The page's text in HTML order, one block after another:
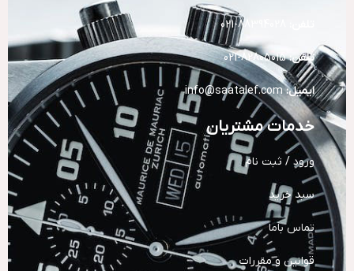
تلفن:82805015-021
ایمیل: info@saatalef.com
خدمات مشتریان
ورود / ثبت نام
سبد خرید
تماس باما
قوانین و مقررات